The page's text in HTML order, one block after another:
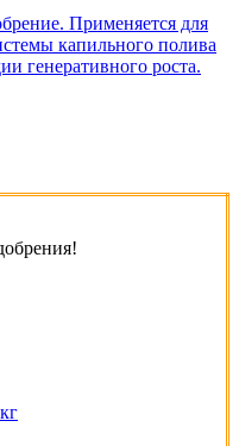
Применяется для
капильного полива
генеративного роста.